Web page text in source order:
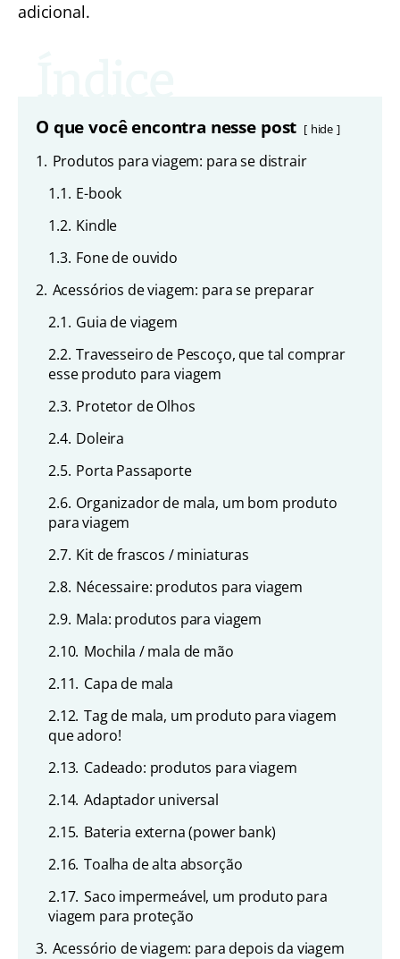
adicional.
O que você encontra nesse post hide
1. Produtos para viagem: para se distrair
1.1. E-book
1.2. Kindle
1.3. Fone de ouvido
2. Acessórios de viagem: para se preparar
2.1. Guia de viagem
2.2. Travesseiro de Pescoço, que tal comprar
esse produto para viagem
2.3. Protetor de Olhos
2.4. Doleira
2.5. Porta Passaporte
2.6. Organizador de mala, um bom produto
para viagem
2.7. Kit de frascos / miniaturas
2.8. Nécessaire: produtos para viagem
2.9. Mala: produtos para viagem
2.10. Mochila / mala de mão
2.11. Capa de mala
2.12. Tag de mala, um produto para viagem
que adoro!
2.13. Cadeado: produtos para viagem
2.14. Adaptador universal
2.15. Bateria externa (power bank)
2.16. Toalha de alta absorção
2.17. Saco impermeável, um produto para
viagem para proteção
3. Acessório de viagem: para depois da viagem